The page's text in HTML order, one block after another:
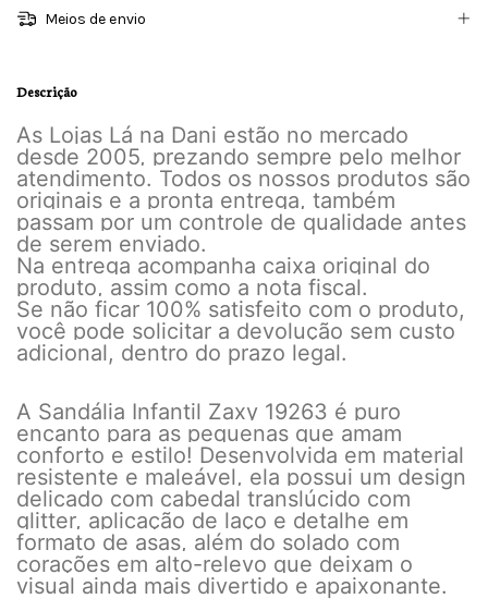
Meios de envio
Descrição
As Lojas Lá na Dani estão no mercado
desde 2005, prezando sempre pelo melhor
atendimento. Todos os nossos produtos são
originais e a pronta entrega, também
passam por um controle de qualidade antes
de serem enviado.
Na entrega acompanha caixa original do
produto, assim como a nota fiscal.
Se não ficar 100% satisfeito com o produto,
você pode solicitar a devolução sem custo
adicional, dentro do prazo legal.
A Sandália Infantil Zaxy 19263 é puro
encanto para as pequenas que amam
conforto e estilo! Desenvolvida em material
resistente e maleável, ela possui um design
delicado com cabedal translúcido com
glitter, aplicação de laço e detalhe em
formato de asas, além do solado com
corações em alto-relevo que deixam o
visual ainda mais divertido e apaixonante.